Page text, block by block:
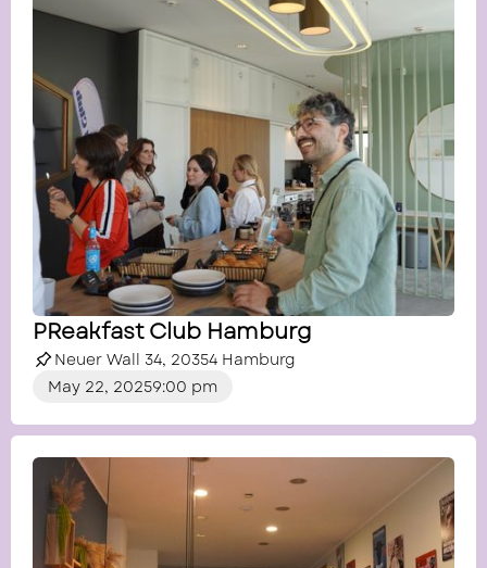
PReakfast Club Hamburg
Neuer Wall 34, 20354 Hamburg
May 22, 20259:00 pm